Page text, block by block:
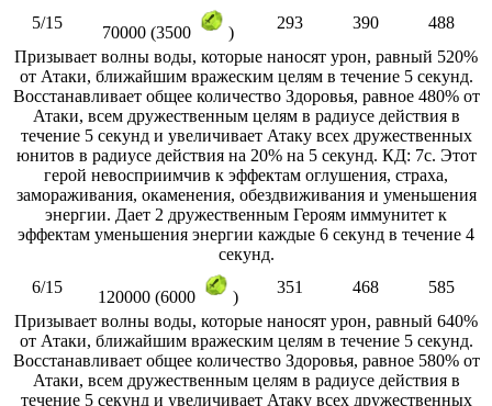
5/15
70000 (3500 )
293 390
488
Призывает волны воды, которые наносят урон, равный 520%
от Атаки, ближайшим вражеским целям в течение 5 секунд.
Восстанавливает общее количество Здоровья, равное 480% от
Атаки, всем дружественным целям в радиусе действия в
течение 5 секунд и увеличивает Атаку всех дружественных
юнитов в радиусе действия на 20% на 5 секунд. КД: 7с. Этот
герой невосприимчив к эффектам оглушения, страха,
замораживания, окаменения, обездвиживания и уменьшения
энергии. Дает 2 дружественным Героям иммунитет к
эффектам уменьшения энергии каждые 6 секунд в течение 4
секунд.
6/15
120000 (6000 )
351 468
585
Призывает волны воды, которые наносят урон, равный 640%
от Атаки, ближайшим вражеским целям в течение 5 секунд.
Восстанавливает общее количество Здоровья, равное 580% от
Атаки, всем дружественным целям в радиусе действия в
течение 5 секунд и увеличивает Атаку всех дружественных